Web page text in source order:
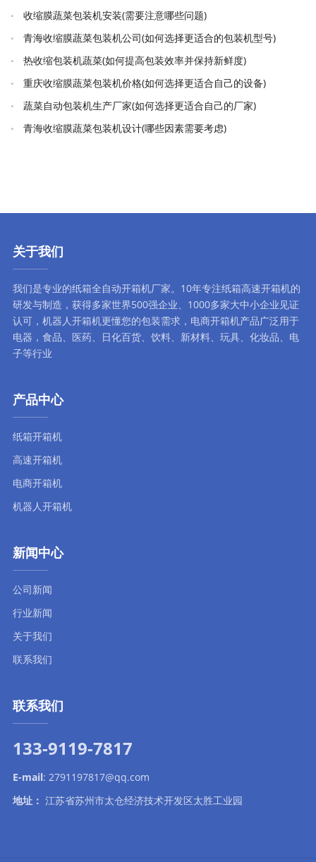
收缩膜蔬菜包装机安装(需要注意哪些问题)
青海收缩膜蔬菜包装机公司(如何选择更适合的包装机型号)
热收缩包装机蔬菜(如何提高包装效率并保持新鲜度)
重庆收缩膜蔬菜包装机价格(如何选择更适合自己的设备)
蔬菜自动包装机生产厂家(如何选择更适合自己的厂家)
青海收缩膜蔬菜包装机设计(哪些因素需要考虑)
关于我们
我们是专业的纸箱全自动开箱机厂家。10年专注纸箱高速开箱机的
研发与制造，获得多家世界500强企业、1000多家大中小企业见证
认可， 机器人开箱机更懂您的包装需求， 电商开箱机产品广泛用于
电器，食品、医药、日化百货、饮料、新材料、玩具、化妆品、电
子等行业
产品中心
纸箱开箱机
高速开箱机
电商开箱机
机器人开箱机
新闻中心
公司新闻
行业新闻
关于我们
联系我们
联系我们
133-9119-7817
E-mail: 2791197817@qq.com
地址： 江苏省苏州市太仓经济技术开发区太胜工业园